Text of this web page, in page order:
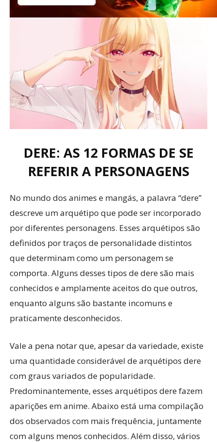
DERE: AS 12 FORMAS DE SE
REFERIR A PERSONAGENS
No mundo dos animes e mangás, a palavra “dere”
descreve um arquétipo que pode ser incorporado
por diferentes personagens. Esses arquétipos são
definidos por traços de personalidade distintos
que determinam como um personagem se
comporta. Alguns desses tipos de dere são mais
conhecidos e amplamente aceitos do que outros,
enquanto alguns são bastante incomuns e
praticamente desconhecidos.
Vale a pena notar que, apesar da variedade, existe
uma quantidade considerável de arquétipos dere
com graus variados de popularidade.
Predominantemente, esses arquétipos dere fazem
aparições em anime. Abaixo está uma compilação
dos observados com mais frequência, juntamente
com alguns menos conhecidos. Além disso, vários